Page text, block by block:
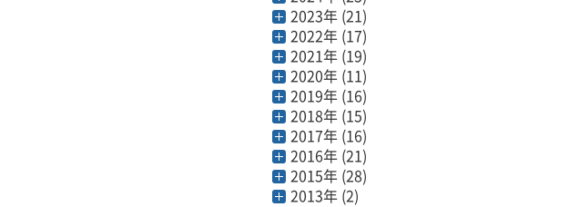
2023年 (21)
2022年 (17)
2021年 (19)
2020年 (11)
2019年 (16)
2018年 (15)
2017年 (16)
2016年 (21)
2015年 (28)
2013年 (2)